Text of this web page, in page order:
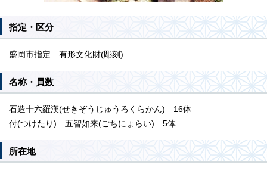
指定・区分
盛岡市指定 有形文化財(彫刻)
名称・員数
石造十六羅漢(せきぞうじゅうろくらかん) 16体
付(つけたり) 五智如来(ごちにょらい) 5体
所在地